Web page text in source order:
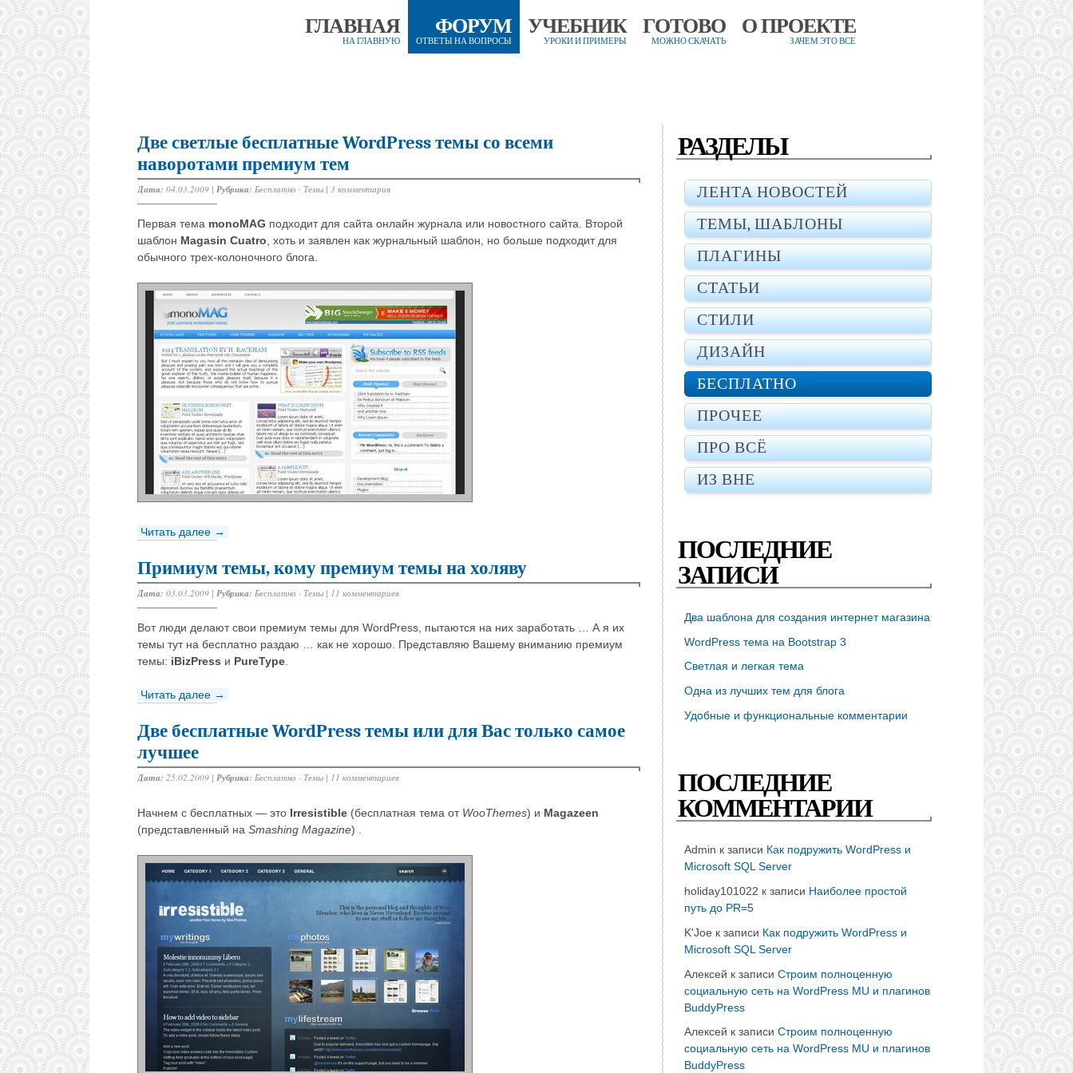
ГЛАВНАЯ
НА ГЛАВНУЮ
ФОРУМ
ОТВЕТЫ НА ВОПРОСЫ
УЧЕБНИК
УРОКИ И ПРИМЕРЫ
ГОТОВО
МОЖНО СКАЧАТЬ
О ПРОЕКТЕ
ЗАЧЕМ ЭТО ВСЕ
Две светлые бесплатные WordPress темы со всеми
наворотами премиум тем
Дата: 04.03.2009 | Рубрика: Бесплатно · Темы | 3 комментария
Первая тема monoMAG подходит для сайта онлайн журнала или новостного сайта. Второй
шаблон Magasin Cuatro , хоть и заявлен как журнальный шаблон, но больше подходит для
обычного трех-колоночного блога.
Читать далее →
Примиум темы, кому премиум темы на холяву
Дата: 03.03.2009 | Рубрика: Бесплатно · Темы | 11 комментариев
Вот люди делают свои премиум темы для WordPress, пытаются на них заработать … А я их
темы тут на бесплатно раздаю … как не хорошо. Представляю Вашему вниманию премиум
темы: iBizPress и PureType.
Читать далее →
Две бесплатные WordPress темы или для Вас только самое
лучшее
Дата: 25.02.2009 | Рубрика: Бесплатно · Темы | 11 комментариев
Начнем с бесплатных — это Irresistible (бесплатная тема от WooThemes) и Magazeen
(представленный на Smashing Magazine) .
РАЗДЕЛЫ
ЛЕНТА НОВОСТЕЙ
ТЕМЫ, ШАБЛОНЫ
ПЛАГИНЫ
СТАТЬИ
СТИЛИ
ДИЗАЙН
БЕСПЛАТНО
ПРОЧЕЕ
ПРО ВСЁ
ИЗ ВНЕ
ПОСЛЕДНИЕ
ЗАПИСИ
Два шаблона для создания интернет магазина
WordPress тема на Bootstrap 3
Светлая и легкая тема
Одна из лучших тем для блога
Удобные и функциональные комментарии
ПОСЛЕДНИЕ
КОММЕНТАРИИ
Admin к записи Как подружить WordPress и
Microsoft SQL Server
holiday101022 к записи Наиболее простой
путь до PR=5
K'Joe к записи Как подружить WordPress и
Microsoft SQL Server
Алексей к записи Строим полноценную
социальную сеть на WordPress MU и плагинов
BuddyPress
Алексей к записи Строим полноценную
социальную сеть на WordPress MU и плагинов
BuddyPress